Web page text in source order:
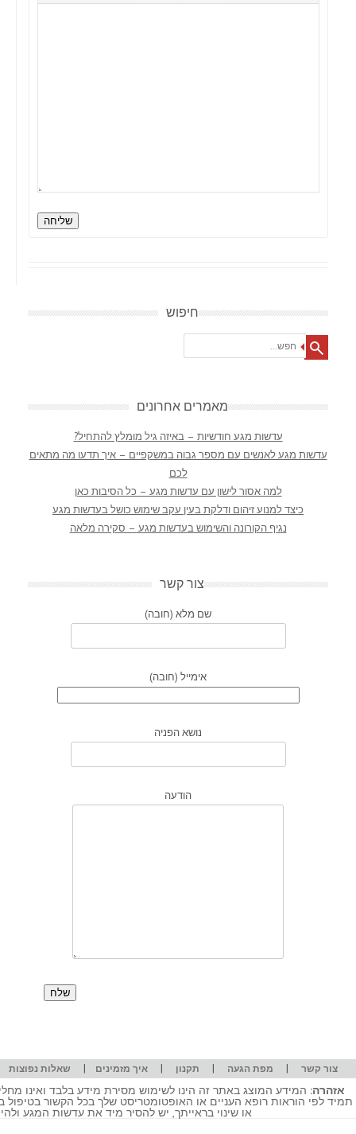
שליחה
חיפוש
מאמרים אחרונים
עדשות מגע חודשיות – באיזה גיל מומלץ להתחיל?
עדשות מגע לאנשים עם מספר גבוה במשקפיים – איך תדעו מה מתאים
לכם
למה אסור לישון עם עדשות מגע – כל הסיבות כאן
כיצד למנוע זיהום ודלקת בעין עקב שימוש כושל בעדשות מגע
נגיף הקורונה והשימוש בעדשות מגע – סקירה מלאה
צור קשר
שם מלא (חובה)
אימייל (חובה)
נושא הפניה
הודעה
צור קשר | מפת הגעה | תקנון |איך מזמינים | שאלות נפוצות
אזהרה: המידע המוצג באתר זה הינו לשימוש מסירת מידע בלבד ואינו
תמיד לפי הוראות רופא העניים או האופטומטריסט שלך בכל הקשור
או שינוי בראייתך, יש להסיר מיד את עדשות המגע